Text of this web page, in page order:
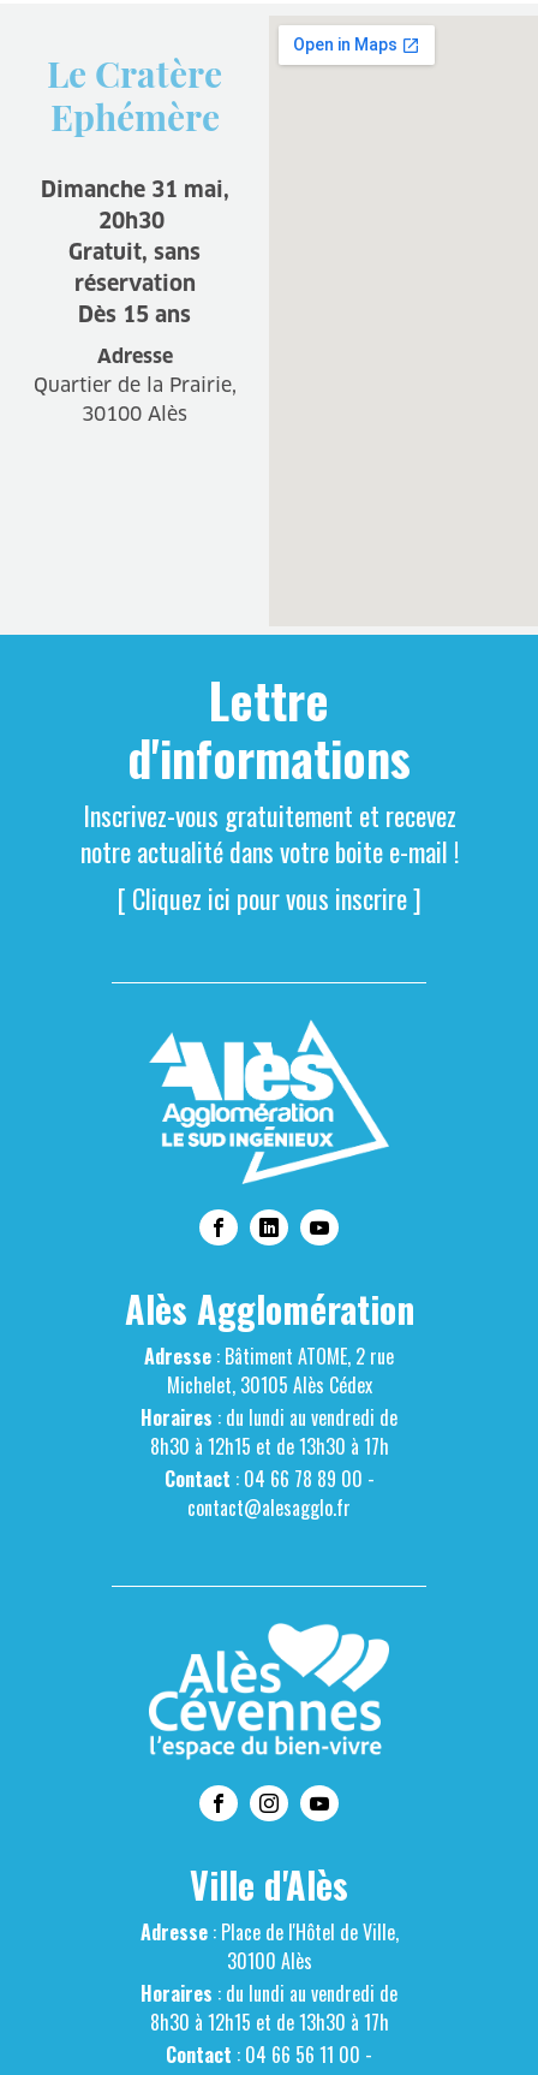
Le Cratère
Ephémère
Dimanche 31 mai,
20h30
Gratuit, sans
réservation
Dès 15 ans
Adresse
Quartier de la Prairie,
30100 Alès
Lettre
d'informations
Inscrivez-vous gratuitement et recevez
notre actualité dans votre boite e-mail !
[ Cliquez ici pour vous inscrire ]
Alès Agglomération
Adresse : Bâtiment ATOME, 2 rue
Michelet, 30105 Alès Cédex
Horaires : du lundi au vendredi de
8h30 à 12h15 et de 13h30 à 17h
Contact : 04 66 78 89 00 -
contact@alesagglo.fr
Ville d'Alès
Adresse: Place de l'Hôtel de Ville,
30100 Alès
Horaires : du lundi au vendredi de
8h30 à 12h15 et de 13h30 à 17h
Contact : 04 66 56 11 00 -